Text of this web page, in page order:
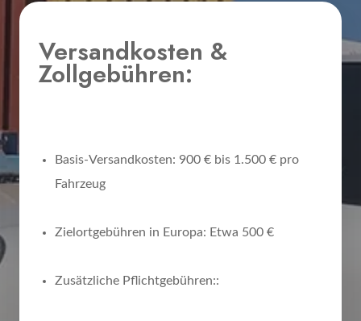
Versandkosten &
Zollgebühren:
Basis-Versandkosten: 900 € bis 1.500 € pro
Fahrzeug
Zielortgebühren in Europa: Etwa 500 €
Zusätzliche Pflichtgebühren::